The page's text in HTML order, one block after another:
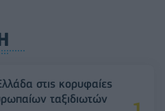
στις κορυφαίες
ταξιδιωτών